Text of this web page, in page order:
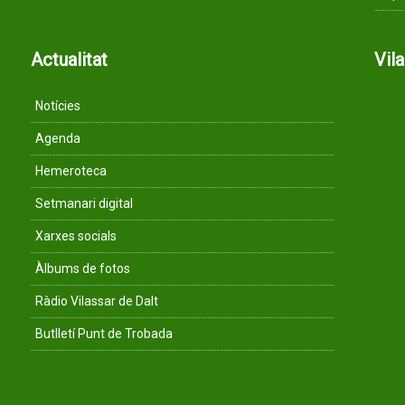
Actualitat
Notícies
Agenda
Hemeroteca
Setmanari digital
Xarxes socials
Àlbums de fotos
Ràdio Vilassar de Dalt
Butlletí Punt de Trobada